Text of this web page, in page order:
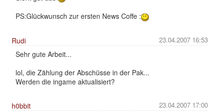
PS:Glückwunsch zur ersten News Coffe :
23.04.2007 16:53
Rudi
Sehr gute Arbeit...
lol, die Zählung der Abschüsse in der Pak...
Werden die ingame aktualisiert?
23.04.2007 17:00
h0bbit